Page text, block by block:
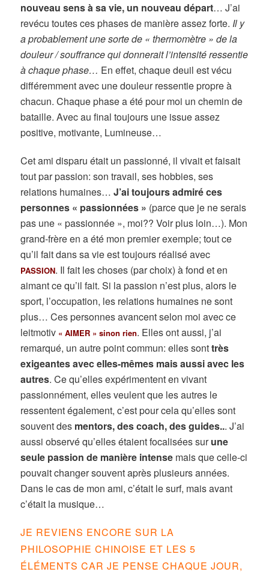
nouveau sens à sa vie, un nouveau départ… J’ai
revécu toutes ces phases de manière assez forte. Il y
a probablement une sorte de « thermomètre » de la
douleur / souffrance qui donnerait l’intensité ressentie
à chaque phase… En effet, chaque deuil est vécu
différemment avec une douleur ressentie propre à
chacun. Chaque phase a été pour moi un chemin de
bataille. Avec au final toujours une issue assez
positive, motivante, Lumineuse…
Cet ami disparu était un passionné, il vivait et faisait
tout par passion: son travail, ses hobbies, ses
relations humaines…J’ai toujours admiré ces
personnes « passionnées » (parce que je ne serais
pas une « passionnée », moi?? Voir plus loin…). Mon
grand-frère en a été mon premier exemple; tout ce
qu’il fait dans sa vie est toujours réalisé avec
PASSION. Il fait les choses (par choix) à fond et en
aimant ce qu’il fait. Si la passion n’est plus, alors le
sport, l’occupation, les relations humaines ne sont
plus… Ces personnes avancent selon moi avec ce
leitmotiv « AIMER » sinon rien. Elles ont aussi, j’ai
remarqué, un autre point commun: elles sonttrès
exigeantes avec elles-mêmes mais aussi avec les
autres. Ce qu’elles expérimentent en vivant
passionnément, elles veulent que les autres le
ressentent également, c’est pour cela qu’elles sont
souvent des mentors, des coach, des guides... J’ai
aussi observé qu’elles étaient focalisées surune
seule passion de manière intense mais que celle-ci
pouvait changer souvent après plusieurs années.
Dans le cas de mon ami, c’était le surf, mais avant
c’était la musique…
JE REVIENS ENCORE SUR LA
PHILOSOPHIE CHINOISE ET LES 5
ÉLÉMENTS CAR JE PENSE CHAQUE JOUR,